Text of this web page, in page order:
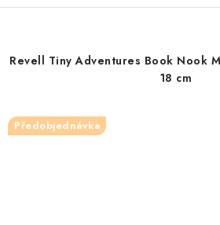
Revell Tiny Adventures Book Nook
18 cm
Předobjednávka